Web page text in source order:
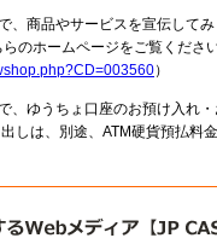
、商品やサービスを宣伝して
のホームページをご覧くださ
）
、ゆうちょ口座のお預け入れ
しは、別途、ATM硬貨預払料